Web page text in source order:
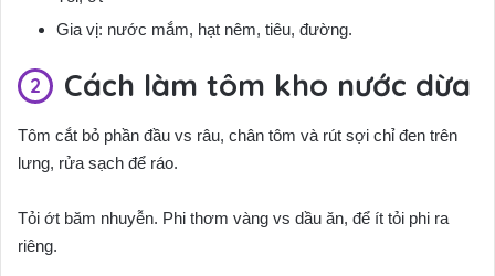
Gia vị: nước mắm, hạt nêm, tiêu, đường.
Cách làm tôm kho nước dừa
Tôm cắt bỏ phần đầu vs râu, chân tôm và rút sợi chỉ đen trên
lưng, rửa sạch để ráo.
Tỏi ớt băm nhuyễn. Phi thơm vàng vs dầu ăn, để ít tỏi phi ra
riêng.